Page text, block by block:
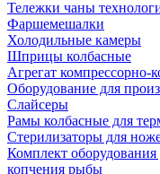
Тележки чаны
Фаршемешалки
Холодильные камеры
Шприцы колбасные
Агрегат компрессорно-
Оборудование для
Слайсеры
Рамы колбасные для
Стерилизаторы для
Комплект оборудования
копчения рыбы